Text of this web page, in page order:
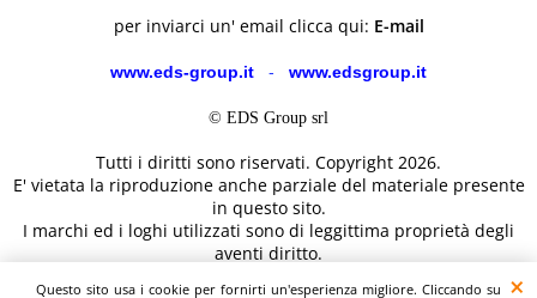
Questo sito usa i cookie per fornirti un'esperienza migliore. Cliccando su
per inviarci un' email clicca qui: E-mail
www.eds-group.it - www.edsgroup.it
© EDS Group srl
Tutti i diritti sono riservati. Copyright 2026.
E' vietata la riproduzione anche parziale del materiale presente
in questo sito.
I marchi ed i loghi utilizzati sono di leggittima proprietà degli
aventi diritto.